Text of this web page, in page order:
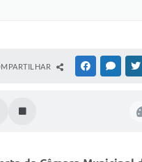
FACEBOOK